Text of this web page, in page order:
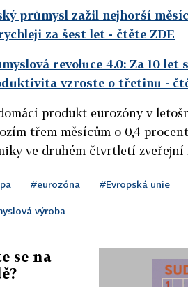
průmysl zažil nejhorší
za šest let - čtěte ZDE
revoluce 4.0: Za 10
vzroste o třetinu -
produkt eurozóny v
třem měsícům o 0,4
ve druhém čtvrtletí zveřejní
#eurozóna #Evropská unie
výroba
se na